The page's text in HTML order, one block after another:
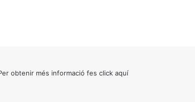
obtenir més informació fes click aquí